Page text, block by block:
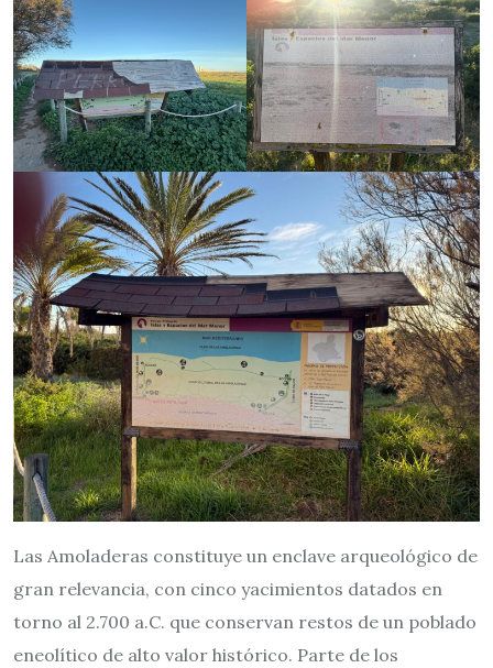
Las Amoladeras constituye un enclave arqueológico de
gran relevancia, con cinco yacimientos datados en
torno al 2.700 a.C. que conservan restos de un poblado
eneolítico de alto valor histórico. Parte de los